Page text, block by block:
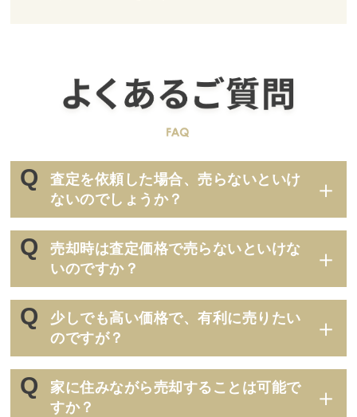
査定を依頼した場合、売らないといけ
ないのでしょうか？
売却時は査定価格で売らないといけな
いのですか？
少しでも高い価格で、有利に売りたい
のですが？
家に住みながら売却することは可能で
すか？